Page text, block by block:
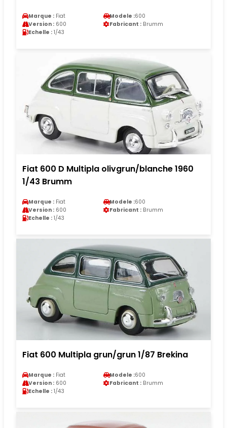
Marque : Fiat Modele :600
Version : 600 Fabricant : Brumm
Echelle : 1/43
Fiat 600 D Multipla olivgrun/blanche 1960
1/43 Brumm
Marque : Fiat Modele :600
Version : 600 Fabricant : Brumm
Echelle : 1/43
Fiat 600 Multipla grun/grun 1/87 Brekina
Marque : Fiat Modele :600
Version : 600 Fabricant : Brumm
Echelle : 1/43